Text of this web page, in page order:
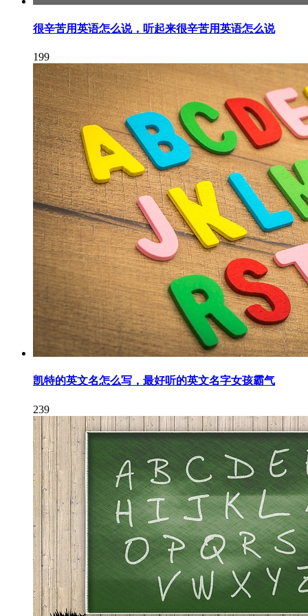
很辛苦用英语怎么说，听起来很辛苦用英语怎么说
199
凯特的英文名怎么写，最好听的英文名字女孩霸气
239